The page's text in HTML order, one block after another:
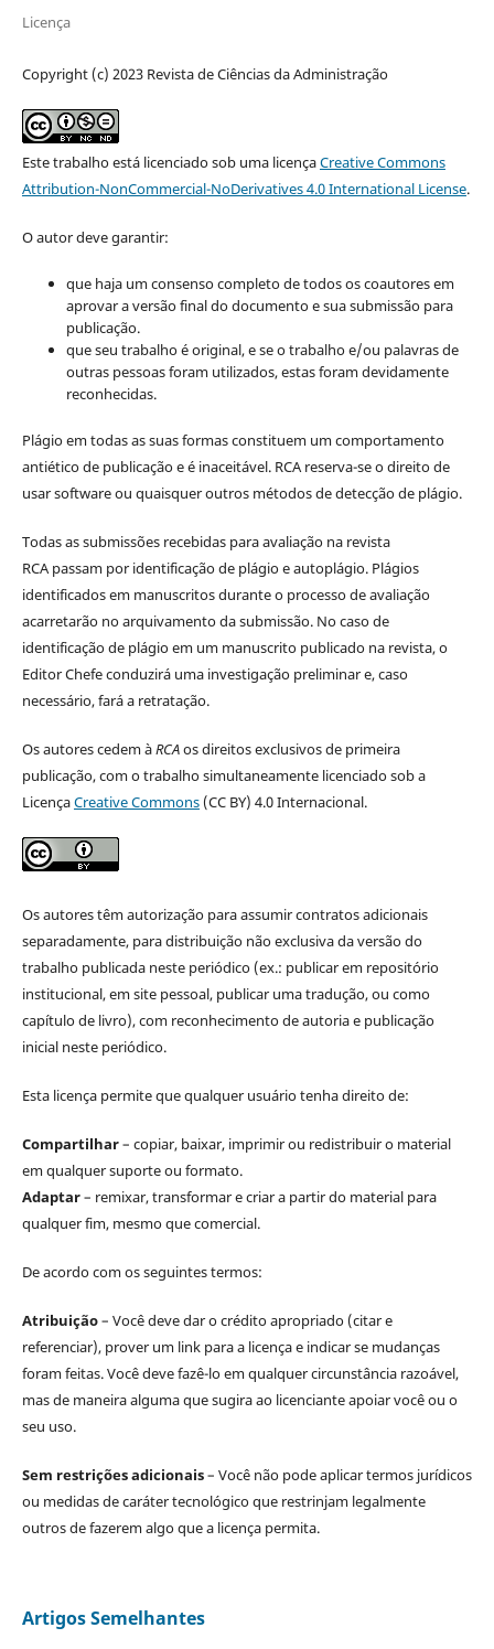
Licença
Copyright (c) 2023 Revista de Ciências da Administração
Este trabalho está licenciado sob uma licençaCreative Commons
Attribution-NonCommercial-NoDerivatives 4.0 International License.
O autor deve garantir:
que haja um consenso completo de todos os coautores em
aprovar a versão final do documento e sua submissão para
publicação.
que seu trabalho é original, e se o trabalho e/ou palavras de
outras pessoas foram utilizados, estas foram devidamente
reconhecidas.
Plágio em todas as suas formas constituem um comportamento
antiético de publicação e é inaceitável. RCA reserva-se o direito de
usar software ou quaisquer outros métodos de detecção de plágio.
Todas as submissões recebidas para avaliação na revista
RCA passam por identificação de plágio e autoplágio. Plágios
identificados em manuscritos durante o processo de avaliação
acarretarão no arquivamento da submissão. No caso de
identificação de plágio em um manuscrito publicado na revista, o
Editor Chefe conduzirá uma investigação preliminar e, caso
necessário, fará a retratação.
Os autores cedem àRCAos direitos exclusivos de primeira
publicação, com o trabalho simultaneamente licenciado sob a
LicençaCreative Commons(CC BY) 4.0 Internacional.
Os autores têm autorização para assumir contratos adicionais
separadamente, para distribuição não exclusiva da versão do
trabalho publicada neste periódico (ex.: publicar em repositório
institucional, em site pessoal, publicar uma tradução, ou como
capítulo de livro), com reconhecimento de autoria e publicação
inicial neste periódico.
Esta licença permite que qualquer usuário tenha direito de:
Compartilhar– copiar, baixar, imprimir ou redistribuir o material
em qualquer suporte ou formato.
Adaptar– remixar, transformar e criar a partir do material para
qualquer fim, mesmo que comercial.
De acordo com os seguintes termos:
Atribuição– Você deve dar o crédito apropriado (citar e
referenciar), prover um link para a licença e indicar se mudanças
foram feitas. Você deve fazê-lo em qualquer circunstância razoável,
mas de maneira alguma que sugira ao licenciante apoiar você ou o
seu uso.
Sem restrições adicionais– Você não pode aplicar termos jurídicos
ou medidas de caráter tecnológico que restrinjam legalmente
outros de fazerem algo que a licença permita.
Artigos Semelhantes